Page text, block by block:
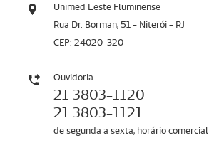
Unimed Leste Fluminense
Rua Dr. Borman, 51 - Niterói - RJ
CEP: 24020-320
Ouvidoria
21 3803-1120
21 3803-1121
de segunda a sexta, horário comercial